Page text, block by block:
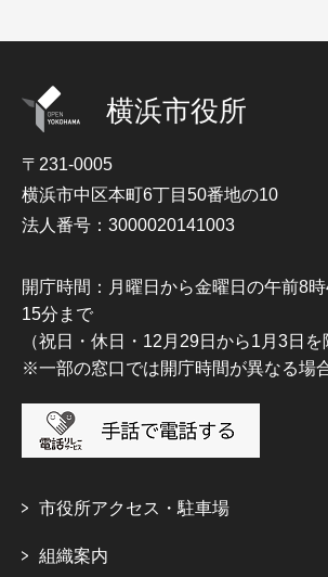
横浜市役所
〒231-0005
横浜市中区本町6丁目50番地の10
法人番号：3000020141003
開庁時間：月曜日から金曜日の午前8
15分まで
（祝日・休日・12月29日から1月3日を
※一部の窓口では開庁時間が異なる場
市役所アクセス・駐車場
組織案内